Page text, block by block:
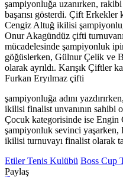
şampiyonluğa uzanırken,
başarısı gösterdi. Çift
Cengiz Altuğ ikilisi
Onur Akagündüz çifti
mücadelesinde şampiyonluk
göğüslerken, Gülnur Çelik ve
olarak ayrıldı. Karışık Çiftler
Furkan Eryılmaz çifti
şampiyonluğa adını
ikilisi finalist unvanının sahibi
Çocuk kategorisinde ise
şampiyonluk sevinci
ikilisi turnuvayı finalist olarak
Etiler Tenis Kulübü Boss Cup
Paylaş